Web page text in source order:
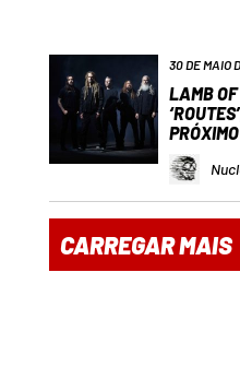
30 DE MAIO
LAMB
CARREGAR MAIS